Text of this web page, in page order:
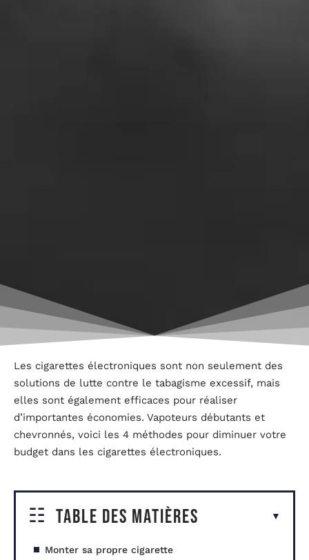
Les cigarettes électroniques sont non seulement des
solutions de lutte contre le tabagisme excessif, mais
elles sont également efficaces pour réaliser
d’importantes économies. Vapoteurs débutants et
chevronnés, voici les 4 méthodes pour diminuer votre
budget dans les cigarettes électroniques.
Table des matières
Monter sa propre cigarette